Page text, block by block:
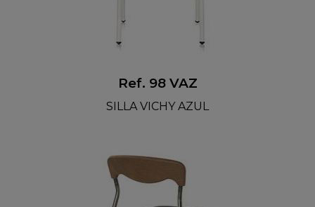
Ref. 98 VAZ
SILLA VICHY AZUL